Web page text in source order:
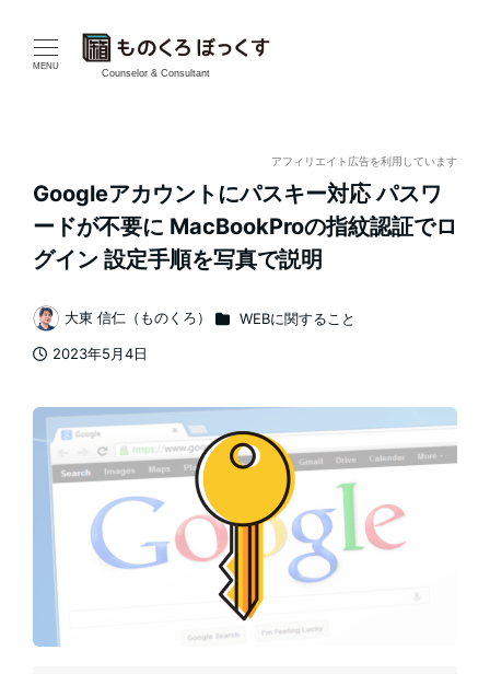
MENU
Counselor & Consultant
アフィリエイト広告を利用しています
Googleアカウントにパスキー対応 パスワ
ードが不要に MacBookProの指紋認証でロ
グイン 設定手順を写真で説明
2023年5月4日
著
者
大東 信仁（ものくろ） カテゴリー
WEBに関すること